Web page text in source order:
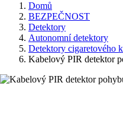
Domů
BEZPEČNOST
Detektory
Autonomní detektory
Detektory cigaretového
Kabelový PIR detektor